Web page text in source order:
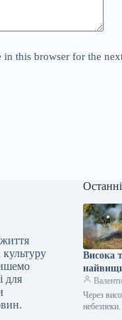
in this browser for the
для
Висока
Через